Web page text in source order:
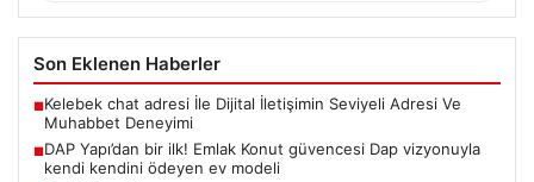
Son Eklenen Haberler
■Kelebek chat adresi İle Dijital İletişimin Seviyeli Adresi Ve
Muhabbet Deneyimi
■DAP Yapı’dan bir ilk! Emlak Konut güvencesi Dap vizyonuyla
kendi kendini ödeyen ev modeli